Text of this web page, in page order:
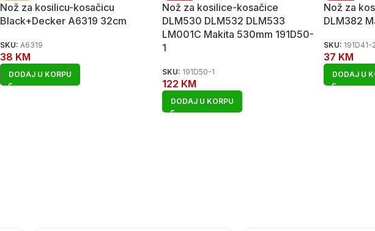
Nož za kosilicu-kosačicu
Black+Decker A6319 32cm
SKU: A6319
38 KM
DODAJ U KORPU
Nož za kosilice-kosačice
DLM530 DLM532 DLM533
LM001C Makita 530mm 191D50-
1
SKU: 191D50-1
122 KM
DODAJ U KORPU
Nož za
DLM382
SKU: 191D41-2
37 KM
DODAJ U